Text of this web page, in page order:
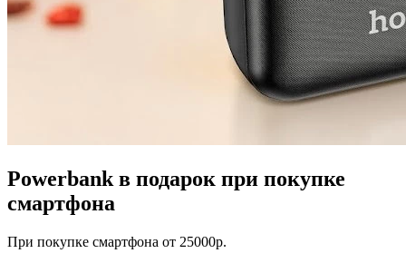
Powerbank в подарок при покупке
смартфона
При покупке смартфона от 25000р.